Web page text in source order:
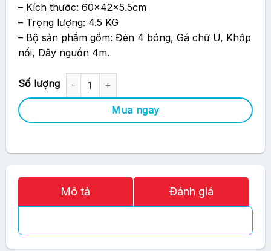
– Kích thước: 60x42x5.5cm
– Trọng lượng: 4.5 KG
– Bộ sản phẩm gồm: Đèn 4 bóng, Gá chữ U, Khớp
nối, Dây nguồn 4m.
Đèn Kino 4 Bóng Led PTV 2 Màu (3200k-5500k) số lượng
Mua ngay
Mô tả Đánh giá